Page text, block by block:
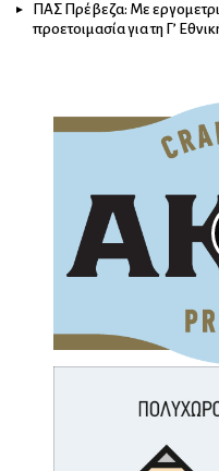
ΠΑΣ Πρέβεζα: Με
προετοιμασία για τη Γ’